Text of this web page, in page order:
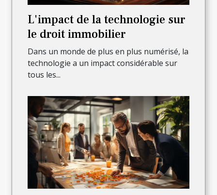
L'impact de la technologie sur
le droit immobilier
Dans un monde de plus en plus numérisé, la
technologie a un impact considérable sur
tous les...